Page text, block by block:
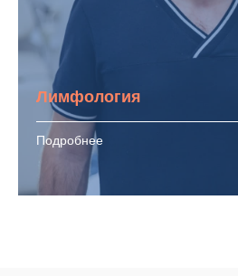
Лимфология
Подробнее